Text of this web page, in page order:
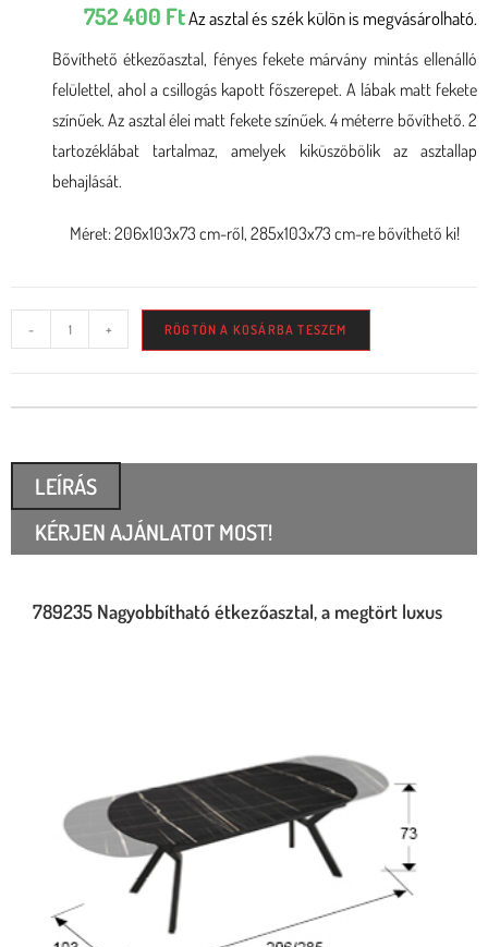
752 400 FtAz asztal és szék külön is megvásárolható.
Bővíthető étkezőasztal, fényes fekete márvány mintás ellenálló
felülettel, ahol a csillogás kapott főszerepet. A lábak matt fekete
színűek. Az asztal élei matt fekete színűek. 4 méterre bővíthető. 2
tartozéklábat tartalmaz, amelyek kiküszöbölik az asztallap
behajlását.
Méret: 206x103x73 cm-ről, 285x103x73 cm-re bővíthető ki!
- + RÖGTÖN A KOSÁRBA TESZEM
LEÍRÁS
KÉRJEN AJÁNLATOT MOST!
789235 Nagyobbítható étkezőasztal, a megtört luxus